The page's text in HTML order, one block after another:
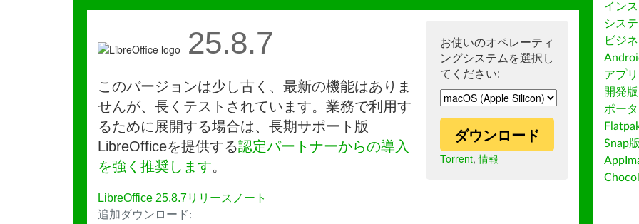
お使いのオペレーティ
ングシステムを選択し
てください:
ダウンロード
Torrent,情報
25.8.7
このバージョンは少し古く、最新の機能はありま
せんが、長くテストされています。業務で利用す
るために展開する場合は、長期サポート版
LibreOfficeを提供する認定パートナーからの導入
を強く推奨します。
LibreOffice 25.8.7リリースノート
追加ダウンロード:
イン
シス
ビジ
アプ
開発版
ポー
Snap版